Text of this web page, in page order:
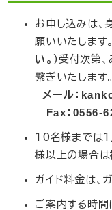
お申し込みは
願いいたします。
い。 )受付次第、
繋ぎいたします。
メール：
Fax：0556-
10名様までは1
様以上の場合は
ガイド料金は、
ご案内する時間